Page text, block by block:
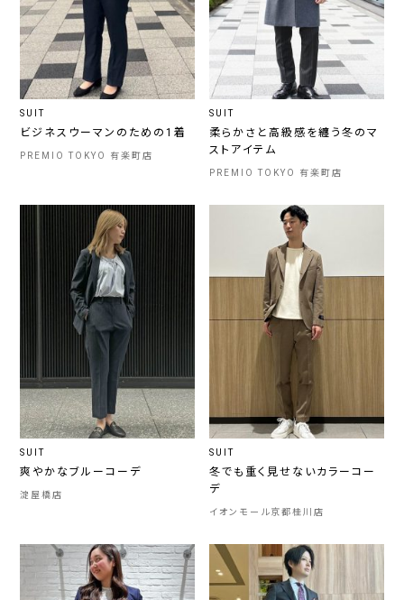
SUIT
ビジネスウーマンのための1着
PREMIO TOKYO 有楽町店
SUIT
柔らかさと高級感を纏う冬のマ
ストアイテム
PREMIO TOKYO 有楽町店
SUIT
爽やかなブルーコーデ
淀屋橋店
SUIT
冬でも重く見せないカラーコー
デ
イオンモール京都桂川店